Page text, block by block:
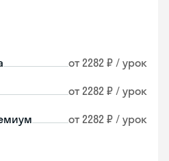
от 2282 ₽ / урок
от 2282 ₽ / урок
от 2282 ₽ / урок